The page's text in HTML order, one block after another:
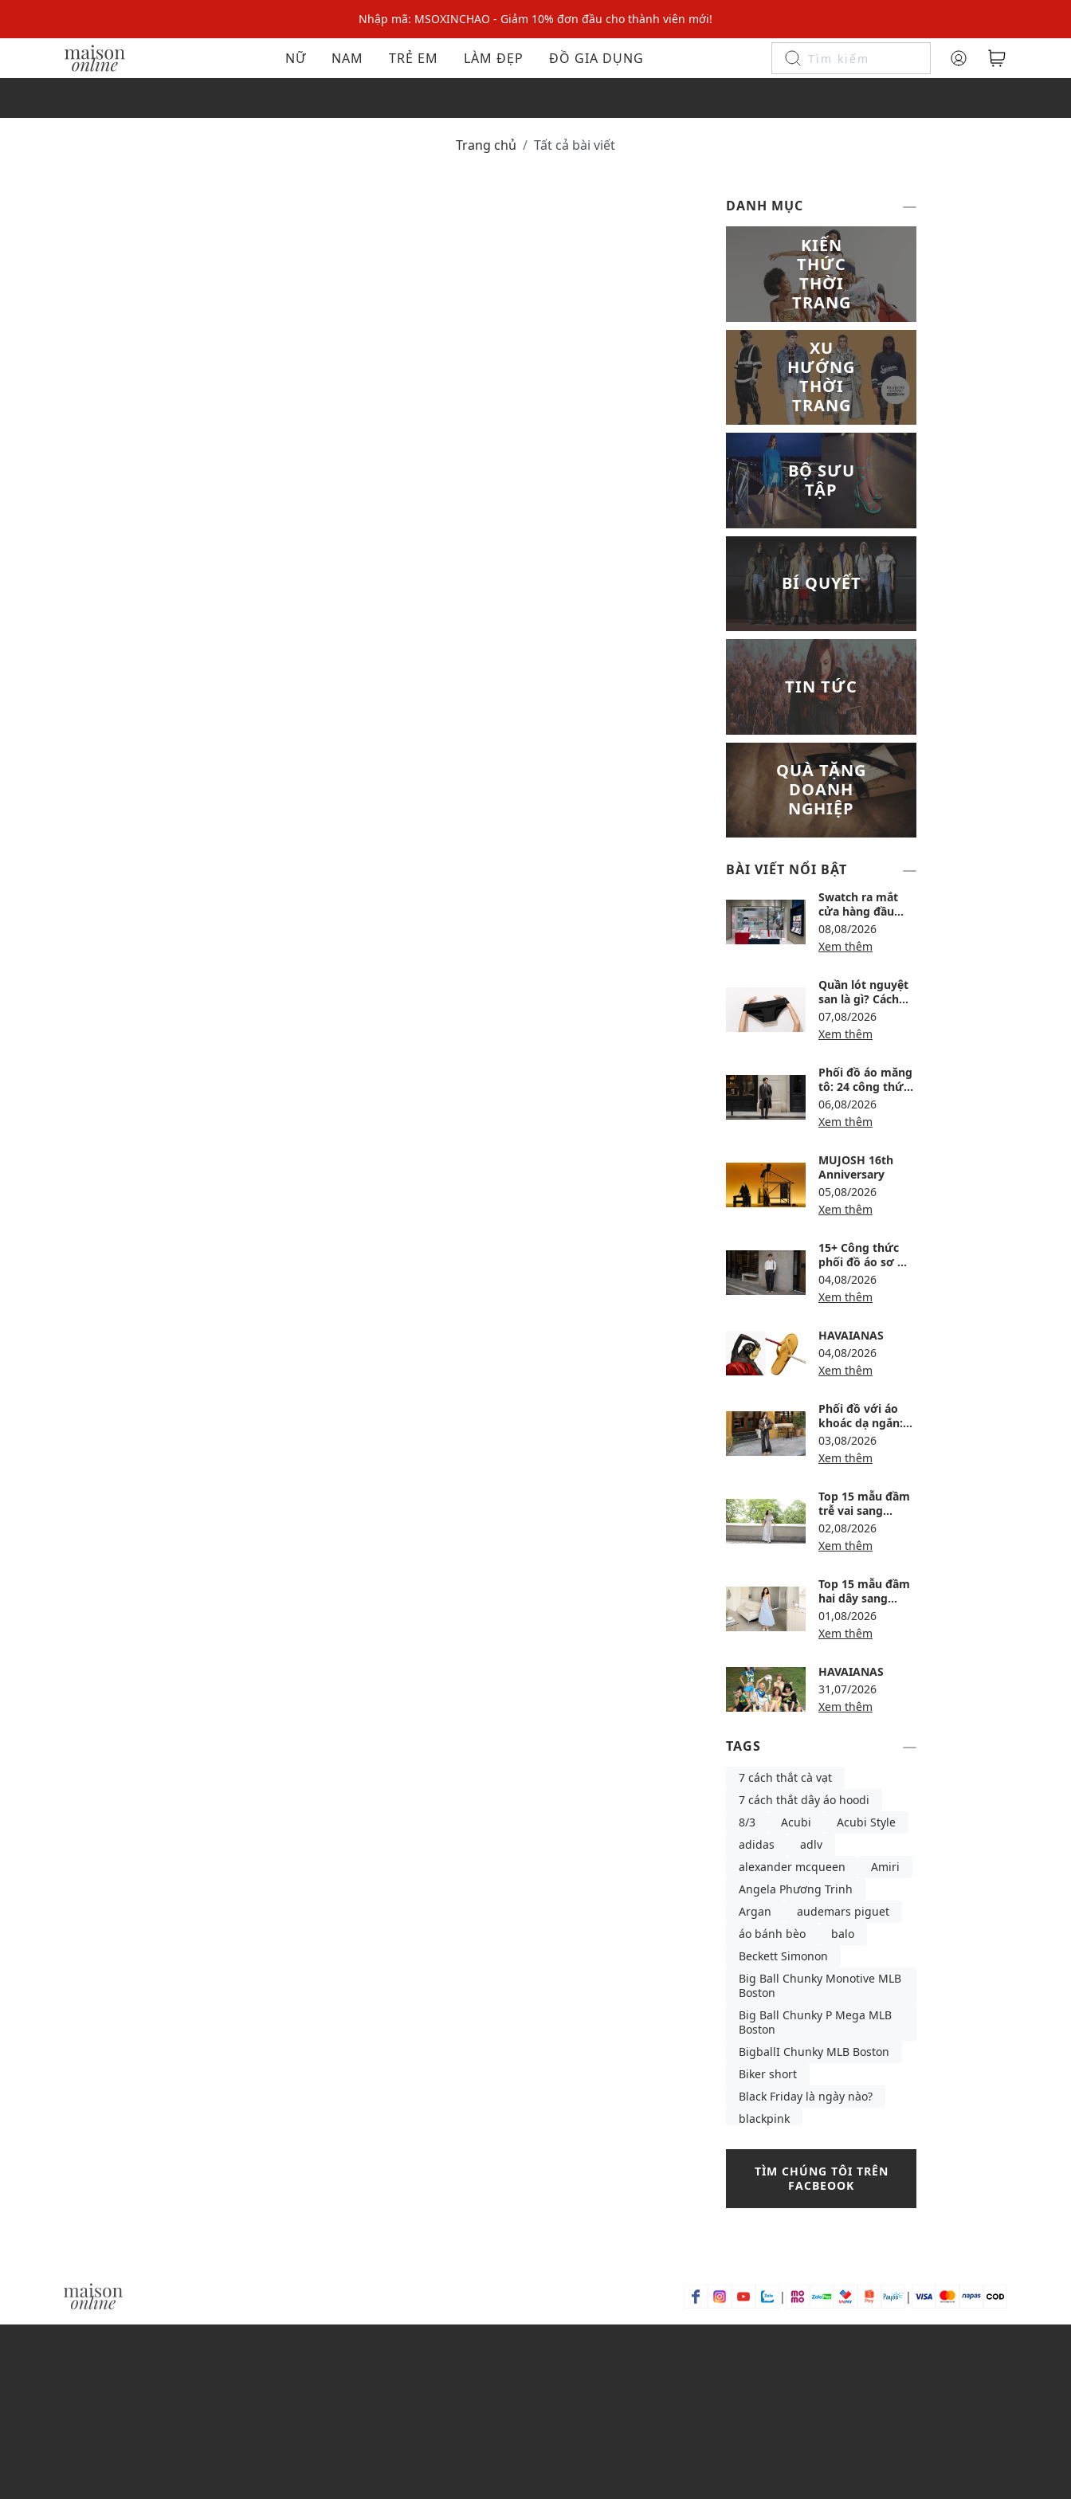
Nhập mã: MSOXINCHAO - Giảm 10% đơn đầu cho thành viên mới!
Nhập mã MSOPAY100: giảm ngay 10% khi thanh toán trực tuyến
Nhập mã: MSOXINCHAO - Giảm 10% đơn đầu cho thành viên mới!
NỮ NAM TRẺ EM LÀM ĐẸP ĐỒ GIA DỤNG
Trang chủ Tất cả bài viết
DANH MỤC
KIẾN
THỨC
THỜI
TRANG
XU
HƯỚNG
THỜI
TRANG
BỘ SƯU
TẬP
BÍ QUYẾT
TIN TỨC
QUÀ TẶNG
DOANH
NGHIỆP
BÀI VIẾT NỔI BẬT
Swatch ra mắt
cửa hàng đầu
tiên tại Lotte Mall
Tây Hồ
08,08/2026
Xem thêm
Quần lót nguyệt
san là gì? Cách
dùng, ưu nhược
điểm và lưu ý khi
chọn
07,08/2026
Xem thêm
Phối đồ áo măng
tô: 24 công thức
sang, ấm và
không bị nuốt
dáng
06,08/2026
Xem thêm
MUJOSH 16th
Anniversary
05,08/2026
Xem thêm
15+ Công thức
phối đồ áo sơ mi
trắng nam lịch
lãm, trẻ và dễ
mặc
04,08/2026
Xem thêm
HAVAIANAS
04,08/2026
Xem thêm
Phối đồ với áo
khoác dạ ngắn:
12 công thức ấm,
gọn và sang
03,08/2026
Xem thêm
Top 15 mẫu đầm
trễ vai sang
trọng, dự tiệc
thanh lịch
02,08/2026
Xem thêm
Top 15 mẫu đầm
hai dây sang
trọng, thanh lịch
01,08/2026
Xem thêm
HAVAIANAS
31,07/2026
Xem thêm
TAGS
7 cách thắt cà vạt
7 cách thắt dây áo hoodi
8/3
Acubi
Acubi Style
adidas
adlv
alexander mcqueen
Amiri
Angela Phương Trinh
Argan
audemars piguet
áo bánh bèo
balo
Beckett Simonon
Big Ball Chunky Monotive MLB
Boston
Big Ball Chunky P Mega MLB
Boston
BigballI Chunky MLB Boston
Biker short
Black Friday là ngày nào?
blackpink
blazer nữ
Bodysuits
Bohemian Style
boot
boot nam
burberry
Bí kíp phối đồ
TÌM CHÚNG TÔI TRÊN
FACBEOOK
| |